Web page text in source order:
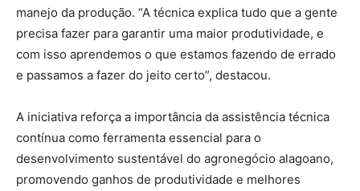
manejo da produção. “A técnica explica tudo que a gente
precisa fazer para garantir uma maior produtividade, e
com isso aprendemos o que estamos fazendo de errado
e passamos a fazer do jeito certo”, destacou.
A iniciativa reforça a importância da assistência técnica
contínua como ferramenta essencial para o
desenvolvimento sustentável do agronegócio alagoano,
promovendo ganhos de produtividade e melhores